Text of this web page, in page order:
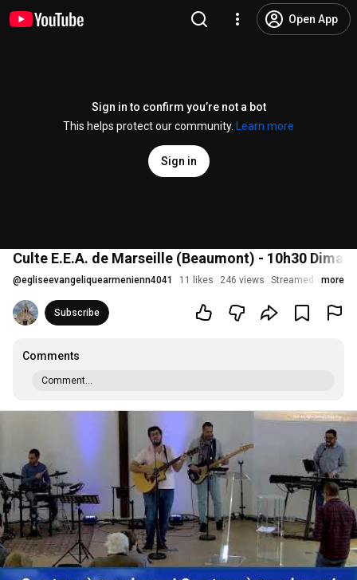
Open App
Sign in to confirm you’re not a bot
This helps protect our community.
Learn more
Sign in
Culte E.E.A. de Marseille (Beaumont) - 10h30
@egliseevangeliquearmenienn4041 11 likes 246 views Streamed 4more
Subscribe
Comments
Comment...